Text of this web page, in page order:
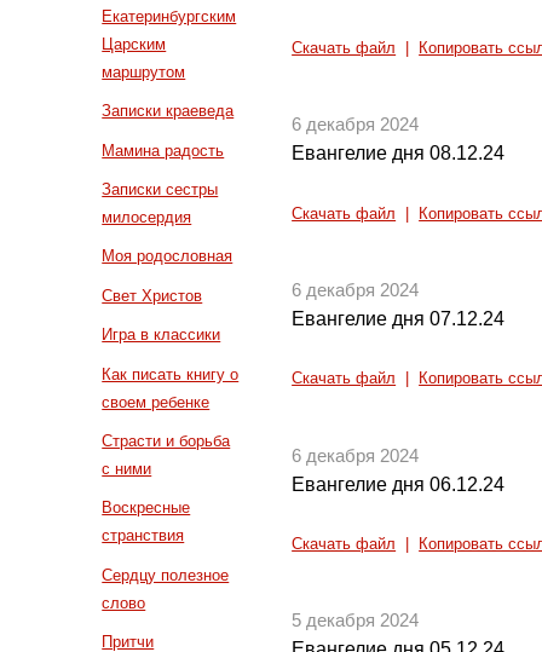
Екатеринбургским
Царским
маршрутом
Записки краеведа
Мамина радость
Записки сестры
милосердия
Моя родословная
Свет Христов
Игра в классики
Как писать книгу о
своем ребенке
Страсти и борьба
с ними
Воскресные
странствия
Сердцу полезное
слово
Притчи
Скачать файл Копировать
6 декабря 2024
Евангелие дня 08.12.24
Скачать файл Копировать
6 декабря 2024
Евангелие дня 07.12.24
Скачать файл Копировать
6 декабря 2024
Евангелие дня 06.12.24
Скачать файл Копировать
5 декабря 2024